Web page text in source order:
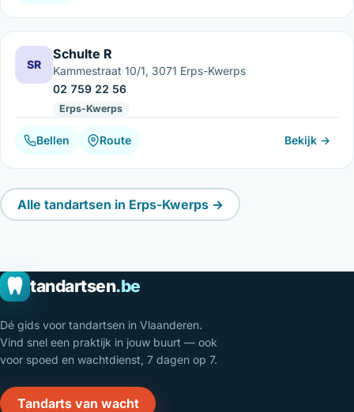
SR
Schulte R
Kammestraat 10/1, 3071 Erps-Kwerps
02 759 22 56
Erps-Kwerps
Bellen Route Bekijk →
Alle tandartsen in Erps-Kwerps →
tandartsen.be
Dé gids voor tandartsen in Vlaanderen.
Vind snel een praktijk in jouw buurt — ook
voor spoed en wachtdienst, 7 dagen op 7.
Tandarts van wacht